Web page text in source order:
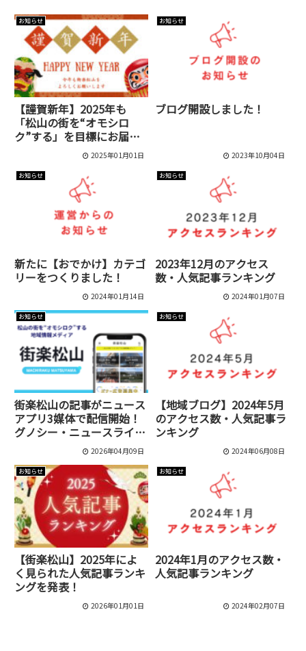
お知らせ
【謹賀新年】2025年も
「松山の街を“オモシロ
ク”する」を目標にお届け
2025年01月01日
お知らせ
ブログ開設しました！
2023年10月04日
お知らせ
新たに【おでかけ】カテゴ
リーをつくりました！
2024年01月14日
お知らせ
2023年12月のアクセス
数・人気記事ランキング
2024年01月07日
お知らせ
街楽松山の記事がニュース
アプリ3媒体で配信開始！
グノシー・ニュースライ
ト・auサービスTodayに掲
2026年04月09日
お知らせ
【地域ブログ】2024年5月
のアクセス数・人気記事ラ
ンキング
2024年06月08日
お知らせ
【街楽松山】2025年によ
く見られた人気記事ランキ
ングを発表！
2026年01月01日
お知らせ
2024年1月のアクセス数・
人気記事ランキング
2024年02月07日